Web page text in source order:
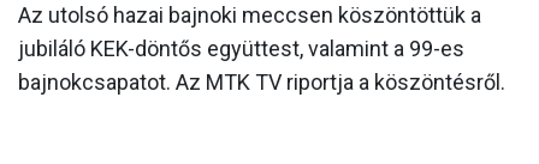
AKKREDITÁCIÓ
Az utolsó hazai bajnoki meccsen köszöntöttük a
jubiláló KEK-döntős együttest, valamint a 99-es
bajnokcsapatot. Az MTK TV riportja a köszöntésről.